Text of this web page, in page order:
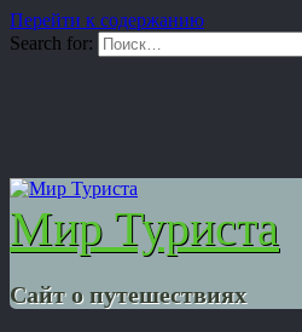
Перейти к содержанию
Search for:
Мир Туриста
Сайт о путешествиях